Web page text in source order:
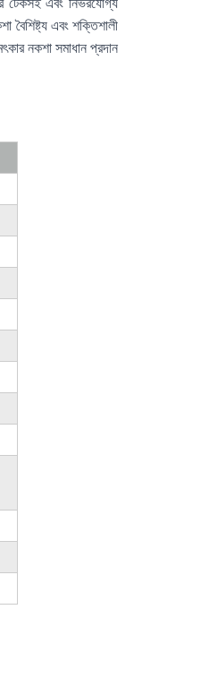
এবং শক্তিশালী
নকশা সমাধান প্রদান